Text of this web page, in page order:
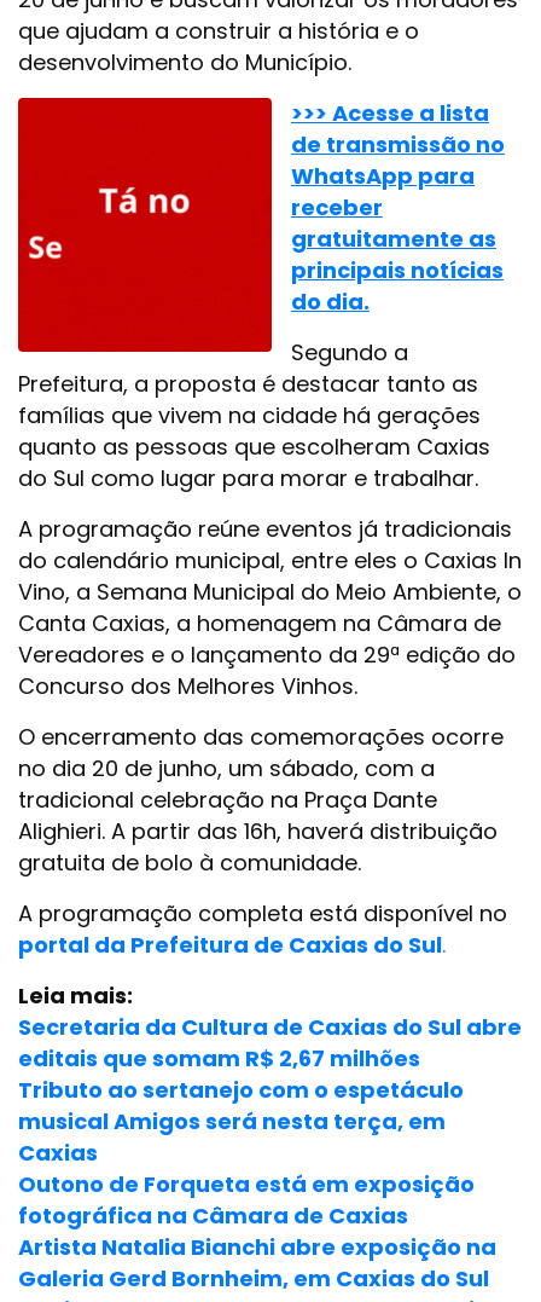
que ajudam a construir a história e o
desenvolvimento do Município.
>>> Acesse a lista
de transmissão no
WhatsApp para
receber
gratuitamente as
principais notícias
do dia.
Segundo a
Prefeitura, a proposta é destacar tanto as
famílias que vivem na cidade há gerações
quanto as pessoas que escolheram Caxias
do Sul como lugar para morar e trabalhar.
A programação reúne eventos já tradicionais
do calendário municipal, entre eles o Caxias In
Vino, a Semana Municipal do Meio Ambiente, o
Canta Caxias, a homenagem na Câmara de
Vereadores e o lançamento da 29ª edição do
Concurso dos Melhores Vinhos.
O encerramento das comemorações ocorre
no dia 20 de junho, um sábado, com a
tradicional celebração na Praça Dante
Alighieri. A partir das 16h, haverá distribuição
gratuita de bolo à comunidade.
A programação completa está disponível no
portal da Prefeitura de Caxias do Sul.
Leia mais:
Secretaria da Cultura de Caxias do Sul abre
editais que somam R$ 2,67 milhões
Tributo ao sertanejo com o espetáculo
musical Amigos será nesta terça, em
Caxias
Outono de Forqueta está em exposição
fotográfica na Câmara de Caxias
Artista Natalia Bianchi abre exposição na
Galeria Gerd Bornheim, em Caxias do Sul